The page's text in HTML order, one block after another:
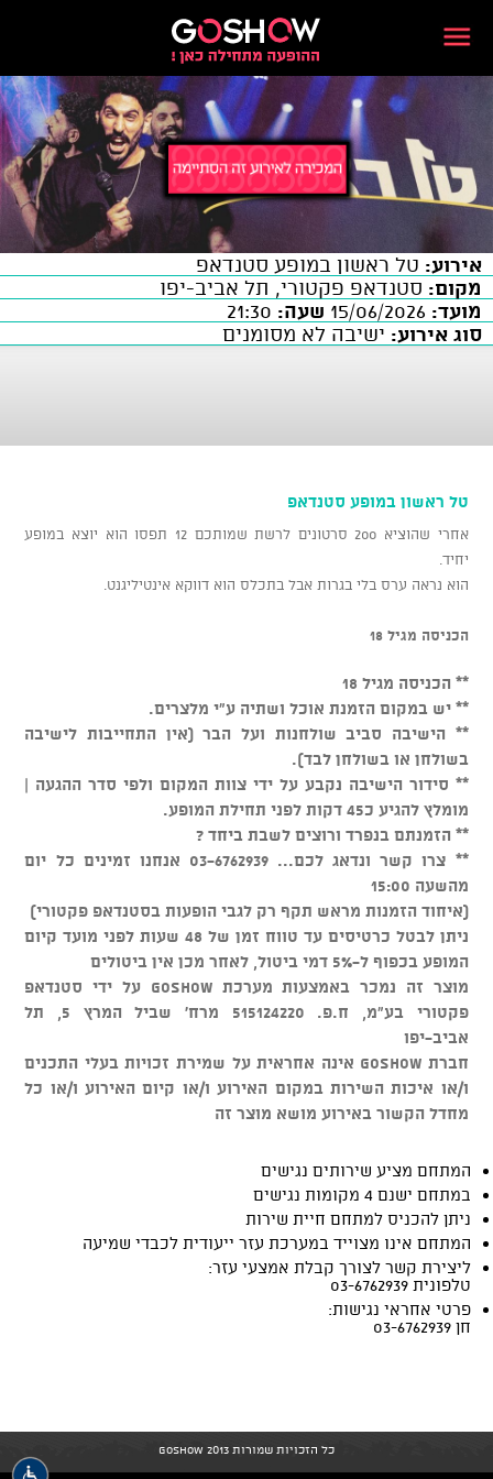
אירוע: טל ראשון במופע סטנדאפ
מקום: סטנדאפ פקטורי, תל אביב-יפו
מועד:
שעה:
סוג אירוע: ישיבה לא מסומנים
טל ראשון במופע סטנדאפ
אחרי שהוציא 200 סרטונים לרשת שמותכם 12 תפסו הוא יוצא במופע
יחיד.
הוא נראה ערס בלי בגרות אבל בתכלס הוא דווקא אינטיליגנט.
הכניסה מגיל 18
** הכניסה מגיל 18
** יש במקום הזמנת אוכל ושתיה ע"י מלצרים.
** הישיבה סביב שולחנות ועל הבר (אין התחייבות לישיבה
בשולחן או בשולחן לבד).
** סידור הישיבה נקבע על ידי צוות המקום ולפי סדר ההגעה |
מומלץ להגיע כ45 דקות לפני תחילת המופע.
** הזמנתם בנפרד ורוצים לשבת ביחד ?
** צרו קשר ונדאג לכם... 03-6762939 אנחנו זמינים כל יום
מהשעה 15:00
(איחוד הזמנות מראש תקף רק לגבי הופעות בסטנדאפ פקטורי)
ניתן לבטל כרטיסים עד טווח זמן של 48 שעות לפני מועד קיום
המופע בכפוף ל-5% דמי ביטול, לאחר מכן אין ביטולים
מוצר זה נמכר באמצעות מערכת GOSHOW על ידי סטנדאפ
פקטורי בע"מ, ח.פ. 515124220 מרח' שביל המרץ 5, תל
אביב-יפו
חברת GOSHOW אינה אחראית על שמירת זכויות בעלי התכנים
ו/או איכות השירות במקום האירוע ו/או קיום האירוע ו/או כל
מחדל הקשור באירוע מושא מוצר זה
המתחם מציע שירותים נגישים
במתחם ישנם 4 מקומות נגישים
ניתן להכניס למתחם חיית שירות
המתחם אינו מצוייד במערכת עזר ייעודית לכבדי שמיעה
ליצירת קשר לצורך קבלת אמצעי עזר:
טלפונית 03-6762939
פרטי אחראי נגישות:
חן 03-6762939
כל הזכויות שמורות GoShow 2013